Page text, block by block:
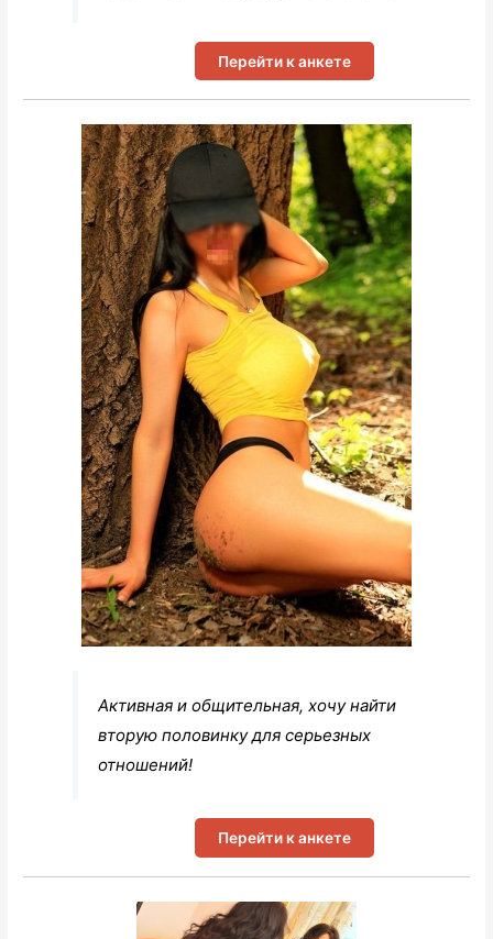
Перейти к анкете
Активная и общительная, хочу найти
вторую половинку для серьезных
отношений!
Перейти к анкете